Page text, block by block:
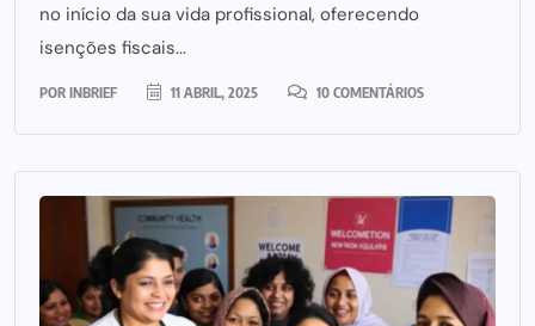
no início da sua vida profissional, oferecendo
isenções fiscais...
POR INBRIEF 11 ABRIL, 2025 10 COMENTÁRIOS